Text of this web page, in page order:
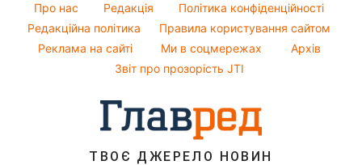
Ані Лорак
Напої
Святкове меню
Курс валют
Про нас Редакція
Політика конфіденційності
Редакційна політика
Правила користування сайтом
Реклама на сайті
Ми в соцмережах
Архів
Звіт про прозорість JTI
ТВОЄ ДЖЕРЕЛО НОВИН